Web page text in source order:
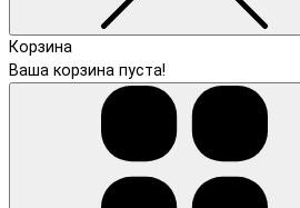
Корзина
Ваша корзина пуста!